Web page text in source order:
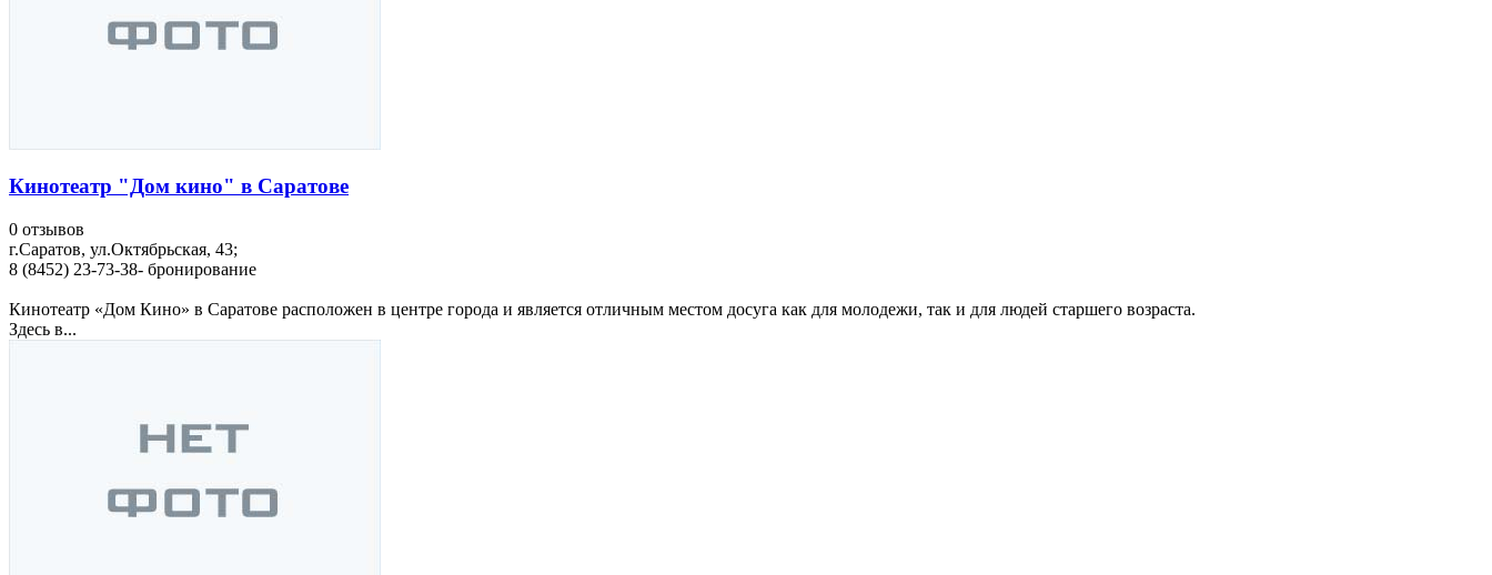
Кинотеатр "Дом кино" в Саратове
0 отзывов
г.Саратов, ул.Октябрьская, 43;
8 (8452) 23-73-38- бронирование
Кинотеатр «Дом Кино» в Саратове расположен в центре города и является отличным местом досуга как для молодежи, так и для людей старшего возраста.
Здесь в...